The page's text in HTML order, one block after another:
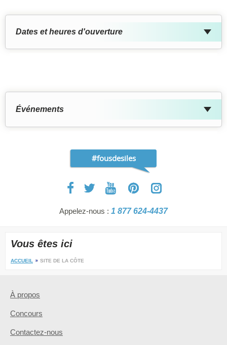
Dates et heures d'ouverture
Événements
#fousdesiles
Appelez-nous : 1 877 624-4437
Vous êtes ici
ACCUEIL SITE DE LA CÔTE
À propos
Concours
Contactez-nous